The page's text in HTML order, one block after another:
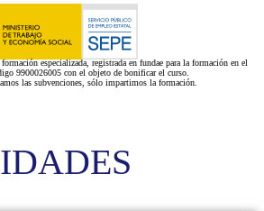
especializada, registrada en fundae para la formación en el
9900026005 con el objeto de bonificar el curso.
las subvenciones, sólo impartimos la formación.